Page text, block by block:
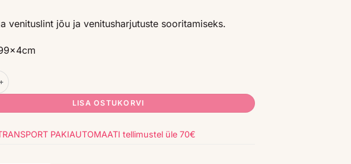
venituslint jõu ja venitusharjutuste sooritamiseks.
Aasadega Tuloni kogus
LISA OSTUKORVI
PAKIAUTOMAATI tellimustel üle 70€